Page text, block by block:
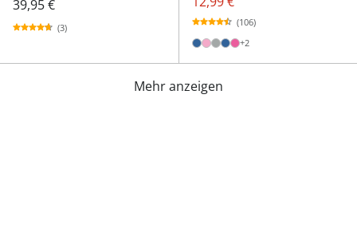
39,95 €
(3)
(106)
+2
Mehr anzeigen